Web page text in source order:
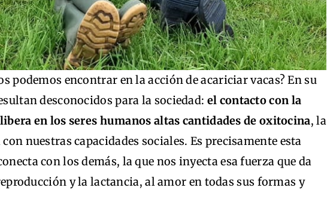
podemos encontrar en la acción de acariciar vacas? En su
desconocidos para la sociedad: el contacto con la
en los seres humanos altas cantidades de oxitocina, la
nuestras capacidades sociales. Es precisamente esta
con los demás, la que nos inyecta esa fuerza que da
y la lactancia, al amor en todas sus formas y